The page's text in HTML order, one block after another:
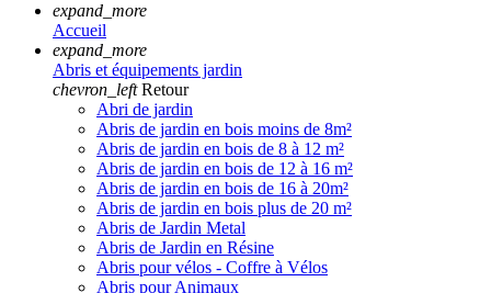
expand_more
Accueil
expand_more
Abris et équipements jardin
chevron_left Retour
Abri de jardin
Abris de jardin en bois moins de 8m²
Abris de jardin en bois de 8 à 12 m²
Abris de jardin en bois de 12 à 16 m²
Abris de jardin en bois de 16 à 20m²
Abris de jardin en bois plus de 20 m²
Abris de Jardin Metal
Abris de Jardin en Résine
Abris pour vélos - Coffre à Vélos
Abris pour Animaux